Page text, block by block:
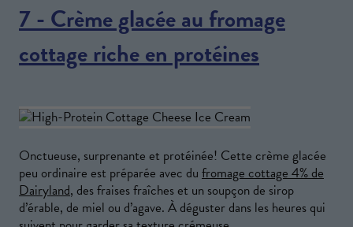
7 - Crème glacée au fromage
cottage riche en protéines
Onctueuse, surprenante et protéinée! Cette crème glacée
peu ordinaire est préparée avec du fromage cottage 4% de
Dairyland, des fraises fraîches et un soupçon de sirop
d’érable, de miel ou d’agave. À déguster dans les heures qui